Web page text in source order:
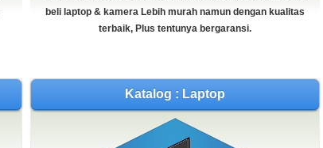
beli laptop & kamera Lebih murah namun dengan kualitas
terbaik, Plus tentunya bergaransi.
Katalog : Laptop